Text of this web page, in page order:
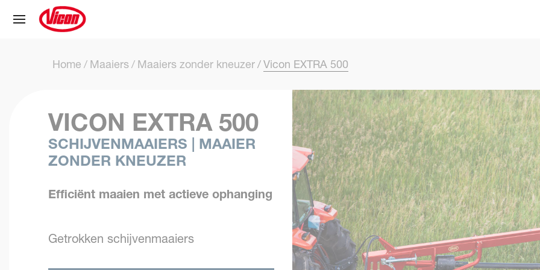
Home Maaiers Maaiers zonder kneuzer Vicon EXTRA 500
VICON EXTRA 500
SCHIJVENMAAIERS | MAAIER
ZONDER KNEUZER
Efficiënt maaien met actieve ophanging
Getrokken schijvenmaaiers
Cookies beheer paneel